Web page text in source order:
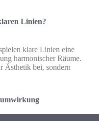
Linien?
klare Linien eine
harmonischer Räume.
Ästhetik bei, sondern